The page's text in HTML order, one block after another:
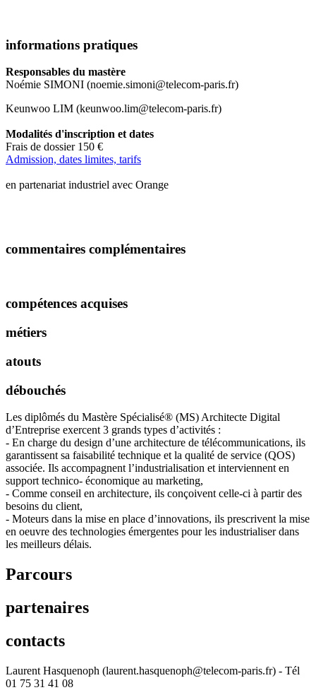
informations pratiques
Responsables du mastère
Noémie SIMONI (noemie.simoni@telecom-paris.fr)
Keunwoo LIM (keunwoo.lim@telecom-paris.fr)
Modalités d'inscription et dates
Frais de dossier 150 €
Admission, dates limites, tarifs
en partenariat industriel avec Orange
commentaires complémentaires
compétences acquises
métiers
atouts
débouchés
Les diplômés du Mastère Spécialisé® (MS) Architecte Digital
d’Entreprise exercent 3 grands types d’activités :
- En charge du design d’une architecture de télécommunications, ils
garantissent sa faisabilité technique et la qualité de service (QOS)
associée. Ils accompagnent l’industrialisation et interviennent en
support technico- économique au marketing,
- Comme conseil en architecture, ils conçoivent celle-ci à partir des
besoins du client,
- Moteurs dans la mise en place d’innovations, ils prescrivent la mise
en oeuvre des technologies émergentes pour les industrialiser dans
les meilleurs délais.
Parcours
partenaires
contacts
Laurent Hasquenoph (laurent.hasquenoph@telecom-paris.fr) - Tél
01 75 31 41 08